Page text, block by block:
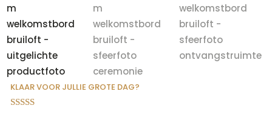
KLAAR VOOR JULLIE GROTE DAG?